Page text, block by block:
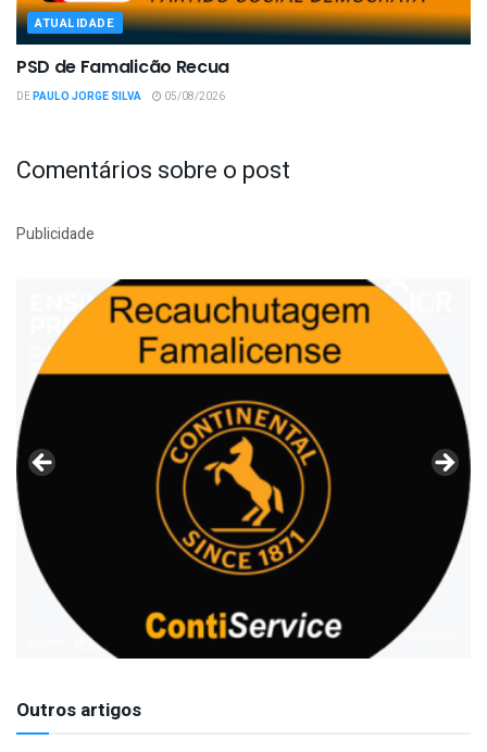
ATUALIDADE
PSD de Famalicão Recua
DEPAULO JORGE SILVA 05/08/2026
Comentários sobre o post
Publicidade
Outros artigos